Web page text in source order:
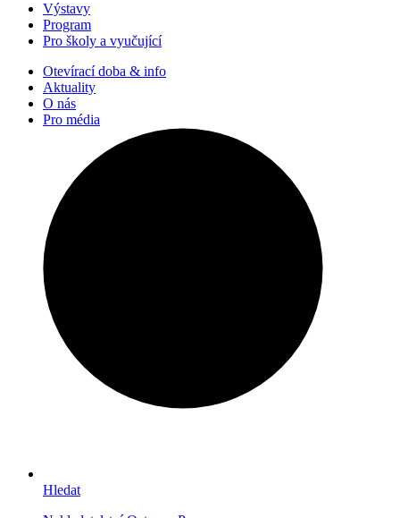
Výstavy
Program
Pro školy a vyučující
Otevírací doba & info
Aktuality
O nás
Pro média
Hledat